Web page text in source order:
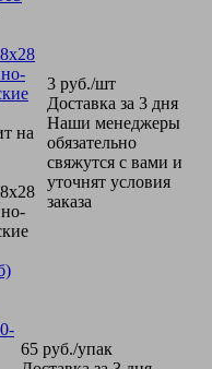
на
3 руб./шт
Доставка за 3 дня
Наши менеджеры
обязательно
свяжутся с вами и
уточнят условия
заказа
65 руб./упак